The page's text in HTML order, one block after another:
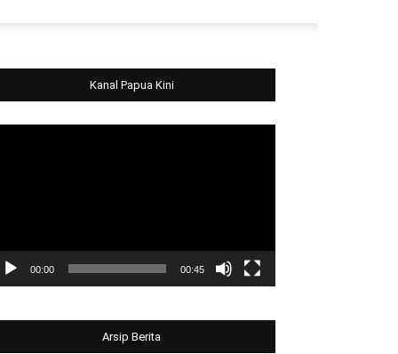
Kanal Papua Kini
00:00 00:45
Arsip Berita